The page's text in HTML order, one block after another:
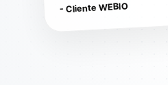
- Cliente WEBIO